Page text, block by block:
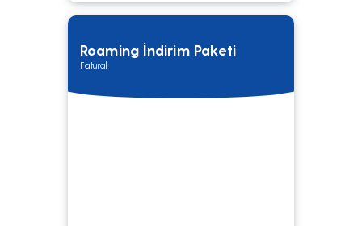
Roaming İndirim Paketi
Faturalı